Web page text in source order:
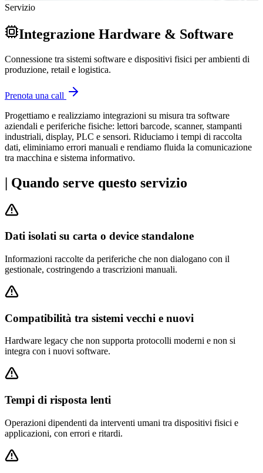
Servizio
Integrazione Hardware & Software
Connessione tra sistemi software e dispositivi fisici per ambienti di
produzione, retail e logistica.
Prenota una call
Progettiamo e realizziamo integrazioni su misura tra software
aziendali e periferiche fisiche: lettori barcode, scanner, stampanti
industriali, display, PLC e sensori. Riduciamo i tempi di raccolta
dati, eliminiamo errori manuali e rendiamo fluida la comunicazione
tra macchina e sistema informativo.
| Quando serve questo servizio
Dati isolati su carta o device standalone
Informazioni raccolte da periferiche che non dialogano con il
gestionale, costringendo a trascrizioni manuali.
Compatibilità tra sistemi vecchi e nuovi
Hardware legacy che non supporta protocolli moderni e non si
integra con i nuovi software.
Tempi di risposta lenti
Operazioni dipendenti da interventi umani tra dispositivi fisici e
applicazioni, con errori e ritardi.